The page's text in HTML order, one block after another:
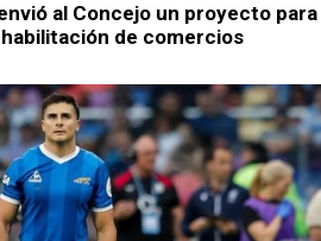
al Concejo un proyecto para
de comercios